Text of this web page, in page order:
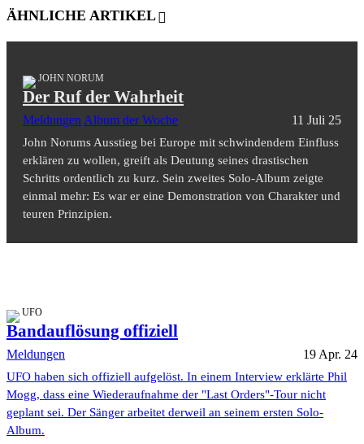
ÄHNLICHE ARTIKEL
JOHN NORUM
Der Ruf der Wahrheit
Meldungen Album der Woche 11 Juli 25
John Norums Ausstieg bei Europe mit schwindendem Einfluss
erklären zu wollen, greift als Deutung seines drastischen
Schritts ordentlich zu kurz. Sein zweites Solo-Album zeigte
einmal mehr: Es war er eine Demonstration von Charakter und
teuren Prinzipien.
UFO
Bandauflösung offiziell
Meldungen 19 Apr. 24
UFO haben sich offiziell aufgelöst. In einem Interview erklärte Phil
Mogg, dass eine Wiederaufnahme der "Last Orders"-Tour nicht
geplant sei. Der Sänger arbeitet derweil an seinem ersten Solo-
Album.